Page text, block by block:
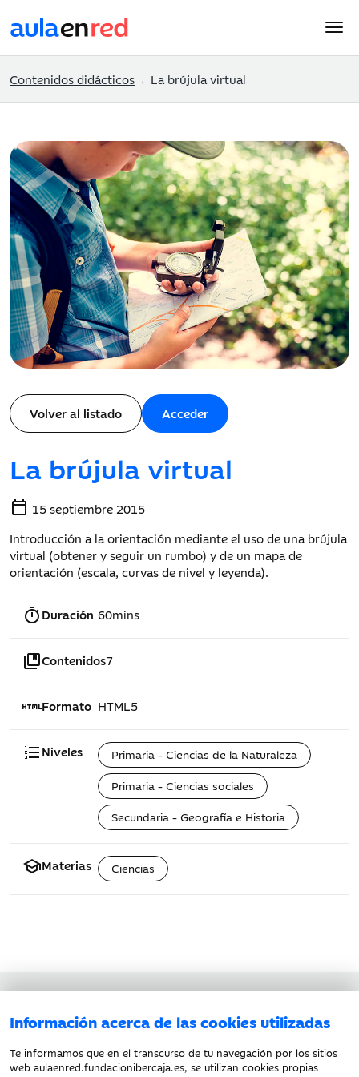
Información acerca de las cookies utilizadas
Te informamos que en el transcurso de tu navegación por los sitios
web aulaenred.fundacionibercaja.es, se utilizan cookies propias
Contenidos didácticos La brújula virtual
Volver al listado Acceder
La brújula virtual
calendar_today 15 septiembre 2015
Introducción a la orientación mediante el uso de una brújula
virtual (obtener y seguir un rumbo) y de un mapa de
orientación (escala, curvas de nivel y leyenda).
timerDuración 60mins
collections_bookmarkContenidos7
htmlFormato HTML5
format_list_numberedNiveles
Primaria - Ciencias de la Naturaleza
Primaria - Ciencias sociales
Secundaria - Geografía e Historia
schoolMaterias Ciencias
Política de privacidad
Política de cookies